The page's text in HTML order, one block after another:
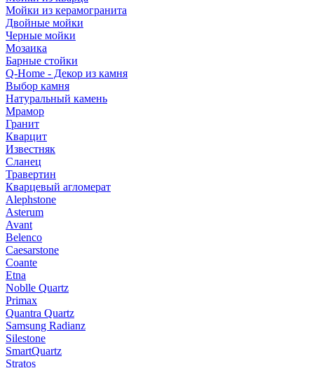
Мойки из керамогранита
Двойные мойки
Черные мойки
Мозаика
Барные стойки
Q-Home - Декор из камня
Выбор камня
Натуральный камень
Мрамор
Гранит
Кварцит
Известняк
Сланец
Травертин
Кварцевый агломерат
Alephstone
Asterum
Avant
Belenco
Caesarstone
Coante
Etna
Noblle Quartz
Primax
Quantra Quartz
Samsung Radianz
Silestone
SmartQuartz
Stratos